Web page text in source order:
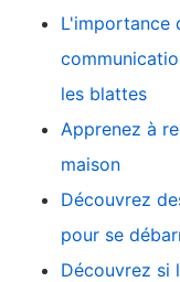
L'importance
les blattes
Apprenez à
maison
Découvrez
pour se
Découvrez si